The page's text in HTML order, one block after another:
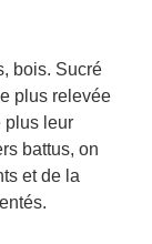
bois. Sucré
plus relevée
plus leur
battus, on
et de la